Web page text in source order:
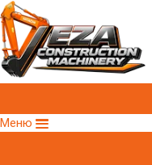
Меню